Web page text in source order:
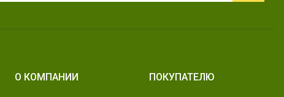
О КОМПАНИИ ПОКУПАТЕЛЮ